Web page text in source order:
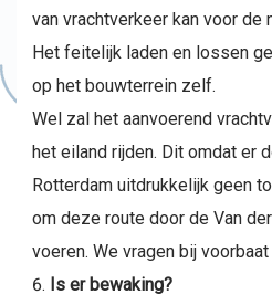
van vrachtverkeer kan voor de
Het feitelijk laden en lossen
op het bouwterrein zelf.
Wel zal het aanvoerend
het eiland rijden. Dit omdat er
Rotterdam uitdrukkelijk geen
om deze route door de Van
voeren. We vragen bij
Is er bewaking?